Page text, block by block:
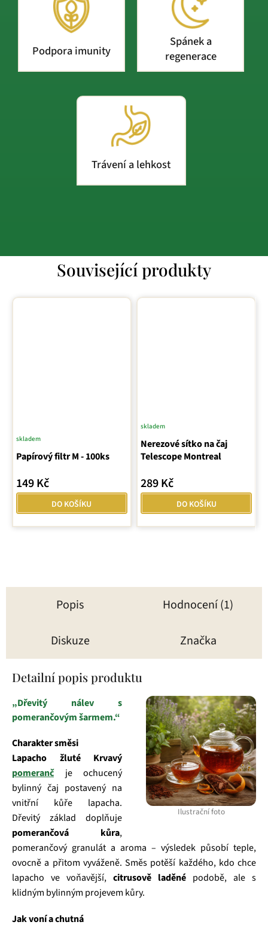
Podpora imunity
Spánek a
regenerace
Trávení a lehkost
Související produkty
Papírový filtr M - 100ks
Průměrné
hodnocení
je
z
5
skladem
149 Kč
DO KOŠÍKU
Nerezové sítko na čaj
Telescope Montreal
skladem
289 Kč
DO KOŠÍKU
Popis Hodnocení (1)
Diskuze Značka
Detailní popis produktu
Ilustrační foto
„Dřevitý nálev s
pomerančovým šarmem.“
Charakter směsi
Lapacho žluté Krvavý
pomerančje ochucený
bylinný čaj postavený na
vnitřní kůře lapacha.
Dřevitý základ doplňuje
pomerančová kůra,
pomerančový granulát a aroma – výsledek působí teple,
ovocně a přitom vyváženě. Směs potěší každého, kdo chce
lapacho ve voňavější, citrusově laděné podobě, ale s
klidným bylinným projevem kůry.
Jak voní a chutná